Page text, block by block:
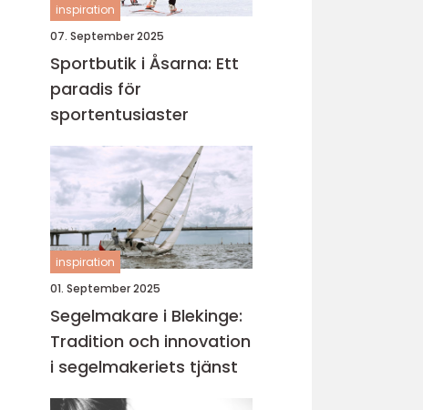
inspiration
07. September 2025
Sportbutik i Åsarna: Ett
paradis för
sportentusiaster
inspiration
01. September 2025
Segelmakare i Blekinge:
Tradition och innovation
i segelmakeriets tjänst